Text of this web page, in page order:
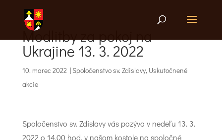
Modlitby za pokoj na
Ukrajine 13. 3. 2022
10. marec 2022| Spoločenstvo sv. Zdislavy, Uskutočnené
akcie
Spoločenstvo sv. Zdislavy vás pozýva v nedeľu 13. 3.
2022 o 14.00 hod. v našom kostole na spoločné